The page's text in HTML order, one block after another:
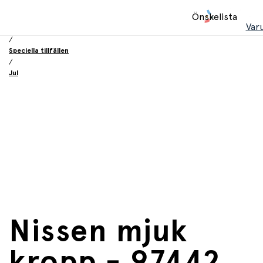
Önskelista
/
Speciella tillfällen
/
Jul
Nissen mjuk